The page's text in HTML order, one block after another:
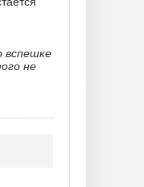
вспешке
не